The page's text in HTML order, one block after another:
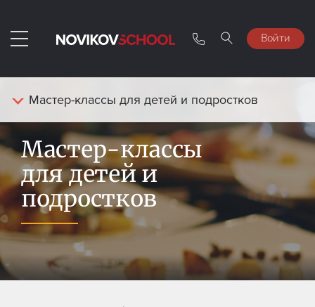
Войти
Мастер-классы для детей и подростков
Мастер-классы
для детей и
подростков